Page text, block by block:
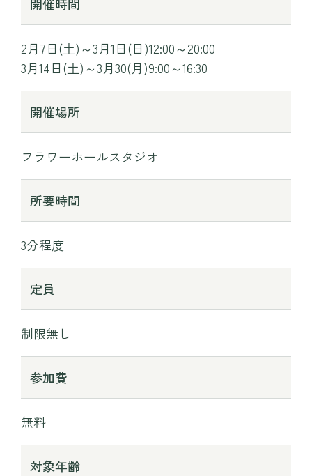
2月7日(土)～3月1日(日)12:00～20:00
3月14日(土)～3月30(月)9:00～16:30
開催場所
フラワーホールスタジオ
所要時間
3分程度
定員
制限無し
参加費
無料
対象年齢